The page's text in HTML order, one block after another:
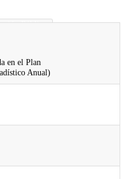
Pública
en el Plan
Anual)